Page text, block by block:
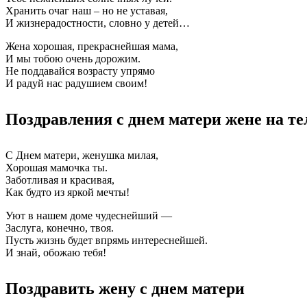
Хранить очаг наш – но не уставая,
И жизнерадостности, словно у детей…
Жена хорошая, прекраснейшая мама,
И мы тобою очень дорожим.
Не поддавайся возрасту упрямо
И радуй нас радушием своим!
Поздравления с днем матери жене на
С Днем матери, женушка милая,
Хорошая мамочка ты.
Заботливая и красивая,
Как будто из яркой мечты!
Уют в нашем доме чудеснейший —
Заслуга, конечно, твоя.
Пусть жизнь будет впрямь интереснейшей.
И знай, обожаю тебя!
Поздравить жену с днем матери